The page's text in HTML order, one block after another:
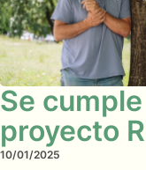
Se
proyecto
10/01/2025